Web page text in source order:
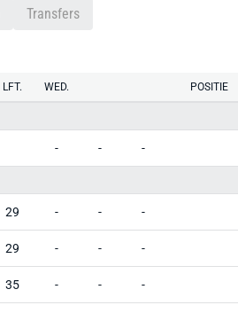
Transfers
LFT. WED. POSITIE
- - -
29 - - -
29 - - -
35 - - -